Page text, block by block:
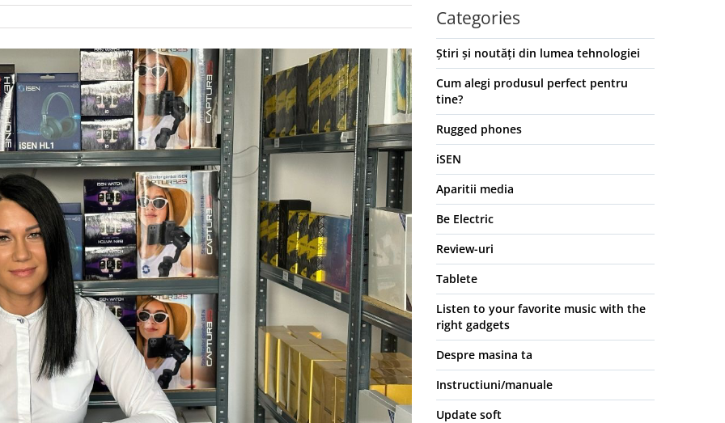
Categories
Știri și noutăți din lumea tehnologiei
Cum alegi produsul perfect pentru
tine?
Rugged phones
iSEN
Aparitii media
Be Electric
Review-uri
Tablete
Listen to your favorite music with the
right gadgets
Despre masina ta
Instructiuni/manuale
Update soft